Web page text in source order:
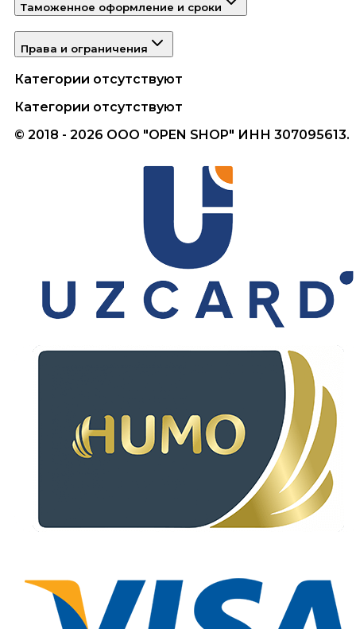
Таможенное оформление и сроки
Права и ограничения
Категории отсутствуют
Категории отсутствуют
© 2018 - 2026 ООО "OPEN SHOP" ИНН 307095613.